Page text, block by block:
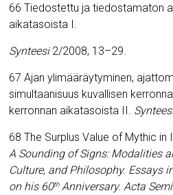
66 Tiedostettu ja tiedostamaton
aikatasoista I.
Synteesi 2/2008, 13–29.
67 Ajan ylimääräytyminen,
simultaanisuus kuvallisen
kerronnan aikatasoista II.
68 The Surplus Value of Mythic
A Sounding of Signs: Modalities
Culture, and Philosophy. Essays
on his 60thAnniversary. Acta